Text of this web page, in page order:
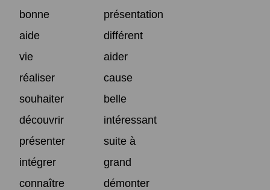
bonne
présentation
aide
différent
vie
aider
réaliser
cause
souhaiter
belle
découvrir
intéressant
présenter
suite à
intégrer
grand
connaître
démonter